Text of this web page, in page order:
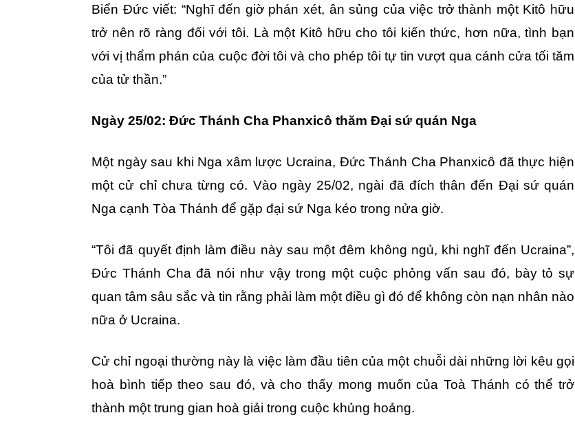
Biển Đức viết: “Nghĩ đến giờ phán xét, ân sủng của việc trở thành một Kitô hữu
trở nên rõ ràng đối với tôi. Là một Kitô hữu cho tôi kiến thức, hơn nữa, tình bạn
với vị thẩm phán của cuộc đời tôi và cho phép tôi tự tin vượt qua cánh cửa tối tăm
của tử thần.”
Ngày 25/02: Đức Thánh Cha Phanxicô thăm Đại sứ quán Nga
Một ngày sau khi Nga xâm lược Ucraina, Đức Thánh Cha Phanxicô đã thực hiện
một cử chỉ chưa từng có. Vào ngày 25/02, ngài đã đích thân đến Đại sứ quán
Nga cạnh Tòa Thánh để gặp đại sứ Nga kéo trong nửa giờ.
“Tôi đã quyết định làm điều này sau một đêm không ngủ, khi nghĩ đến Ucraina”,
Đức Thánh Cha đã nói như vậy trong một cuộc phỏng vấn sau đó, bày tỏ sự
quan tâm sâu sắc và tin rằng phải làm một điều gì đó để không còn nạn nhân nào
nữa ở Ucraina.
Cử chỉ ngoại thường này là việc làm đầu tiên của một chuỗi dài những lời kêu gọi
hoà bình tiếp theo sau đó, và cho thấy mong muốn của Toà Thánh có thể trở
thành một trung gian hoà giải trong cuộc khủng hoảng.